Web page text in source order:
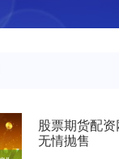
股票期货配资
无情抛售